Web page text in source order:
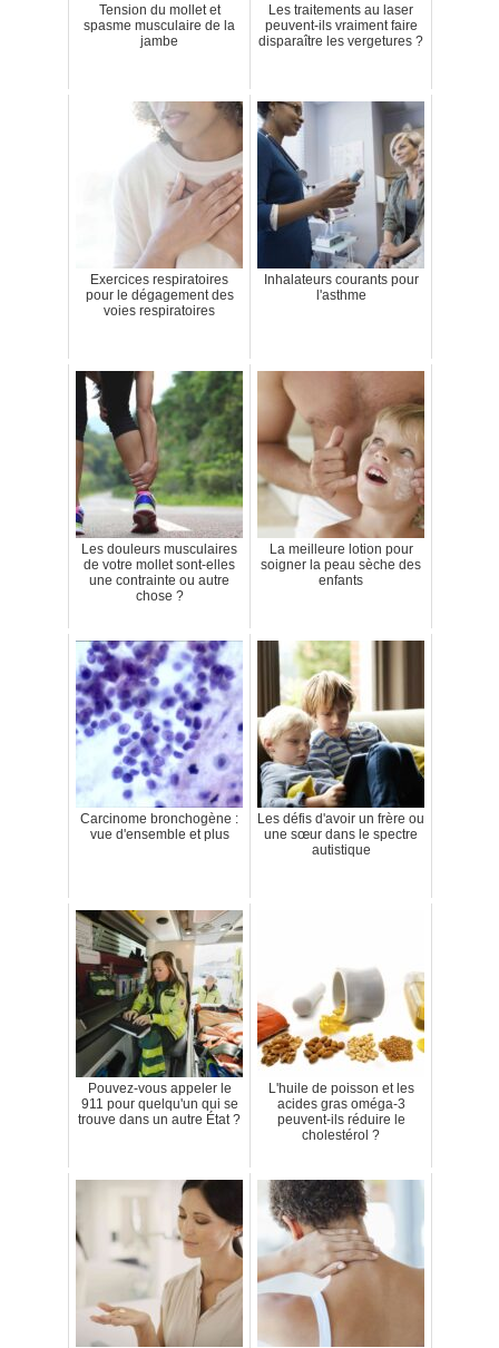
Tension du mollet et
spasme musculaire de la
jambe
Les traitements au laser
peuvent-ils vraiment faire
disparaître les vergetures ?
Exercices respiratoires
pour le dégagement des
voies respiratoires
Inhalateurs courants pour
l'asthme
Les douleurs musculaires
de votre mollet sont-elles
une contrainte ou autre
chose ?
La meilleure lotion pour
soigner la peau sèche des
enfants
Carcinome bronchogène :
vue d'ensemble et plus
Les défis d'avoir un frère ou
une sœur dans le spectre
autistique
Pouvez-vous appeler le
911 pour quelqu'un qui se
trouve dans un autre État ?
L'huile de poisson et les
acides gras oméga-3
peuvent-ils réduire le
cholestérol ?